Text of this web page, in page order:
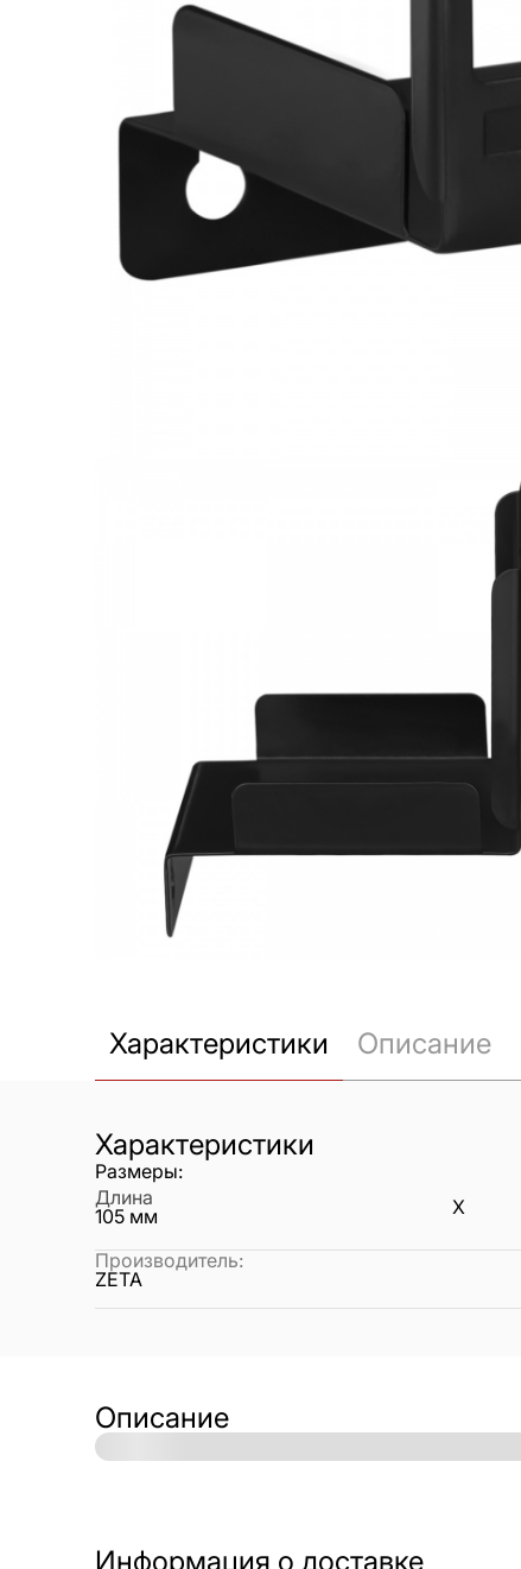
Характеристики Описание
Характеристики
Размеры:
Длина
105 мм X
Производитель:
ZETA
Описание
Информация о доставке